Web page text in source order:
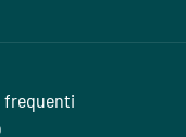
frequenti